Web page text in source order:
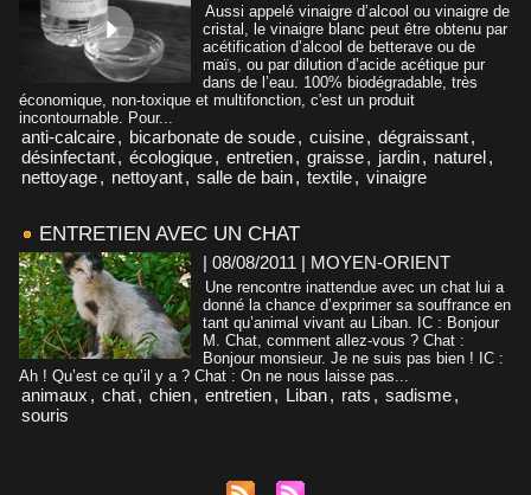
Aussi appelé vinaigre d’alcool ou vinaigre de
cristal, le vinaigre blanc peut être obtenu par
acétification d’alcool de betterave ou de
maïs, ou par dilution d’acide acétique pur
dans de l’eau. 100% biodégradable, très
économique, non-toxique et multifonction, c'est un produit
incontournable. Pour...
anti-calcaire, bicarbonate de soude, cuisine, dégraissant,
désinfectant, écologique, entretien, graisse, jardin, naturel,
nettoyage, nettoyant, salle de bain, textile, vinaigre
ENTRETIEN AVEC UN CHAT
| 08/08/2011 | MOYEN-ORIENT
Une rencontre inattendue avec un chat lui a
donné la chance d’exprimer sa souffrance en
tant qu’animal vivant au Liban. IC : Bonjour
M. Chat, comment allez-vous ? Chat :
Bonjour monsieur. Je ne suis pas bien ! IC :
Ah ! Qu’est ce qu’il y a ? Chat : On ne nous laisse pas...
animaux , chat, chien, entretien, Liban, rats , sadisme,
souris